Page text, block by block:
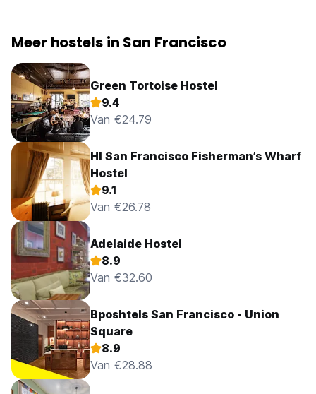
Meer hostels in San Francisco
Green Tortoise Hostel
9.4
Van €24.79
HI San Francisco Fisherman’s Wharf
Hostel
9.1
Van €26.78
Adelaide Hostel
8.9
Van €32.60
Bposhtels San Francisco - Union
Square
8.9
Van €28.88